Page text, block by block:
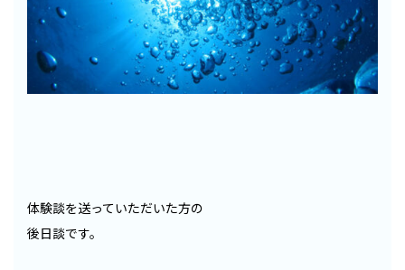
体験談を送っていただいた方の
後日談です。